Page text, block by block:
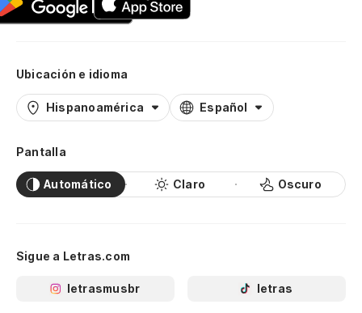
Ubicación e idioma
Hispanoamérica Español
Pantalla
Automático Claro Oscuro
Sigue a Letras.com
letrasmusbr letras